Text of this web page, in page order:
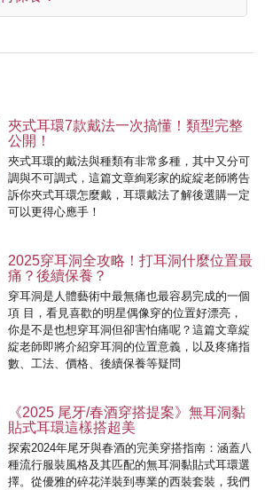
夾式耳環7款戴法一次搞懂！類型完整
公開！
夾式耳環的戴法與種類有非常多種，其中又分可
調與不可調式，這篇文章絢彩家的綻綻老師將告
訴你夾式耳環怎麼戴，耳環戴法了解後選購一定
可以更得心應手！
2025穿耳洞全攻略！打耳洞什麼位置最
痛？後續保養？
穿耳洞是⼈體藝術中最無痛也最容易完成的⼀個
項 ⽬，看⾒喜歡的明星偶像穿的位置好漂亮，
你是不是也想穿耳洞但卻害怕痛呢？這篇⽂章綻
綻老師即將介紹穿耳洞的位置意義，以及疼痛指
數、⼯法、價格、後續保養等疑問
《2025 尾牙/春酒穿搭提案》無耳洞黏
貼式耳環這樣搭超美
探索2024年尾牙與春酒的完美穿搭指南：涵蓋八
種流行服裝風格及其匹配的無耳洞黏貼式耳環選
擇。從優雅的碎花洋裝到專業的西裝套裝，我們